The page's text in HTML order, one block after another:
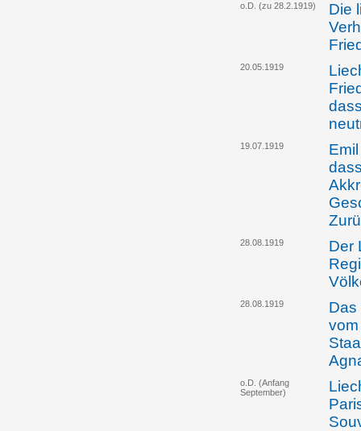
o.D. (zu 28.2.1919)
Die
20.05.1919
19.07.1919
28.08.1919
Der
28.08.1919
Das
o.D. (Anfang
September)